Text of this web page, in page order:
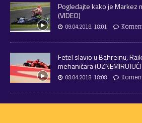
Pogledajte kako je Markez
(VIDEO)
09.04.2018. 18:01
Fetel slavio u Bahreinu,
mehaničara
08.04.2018. 18:08